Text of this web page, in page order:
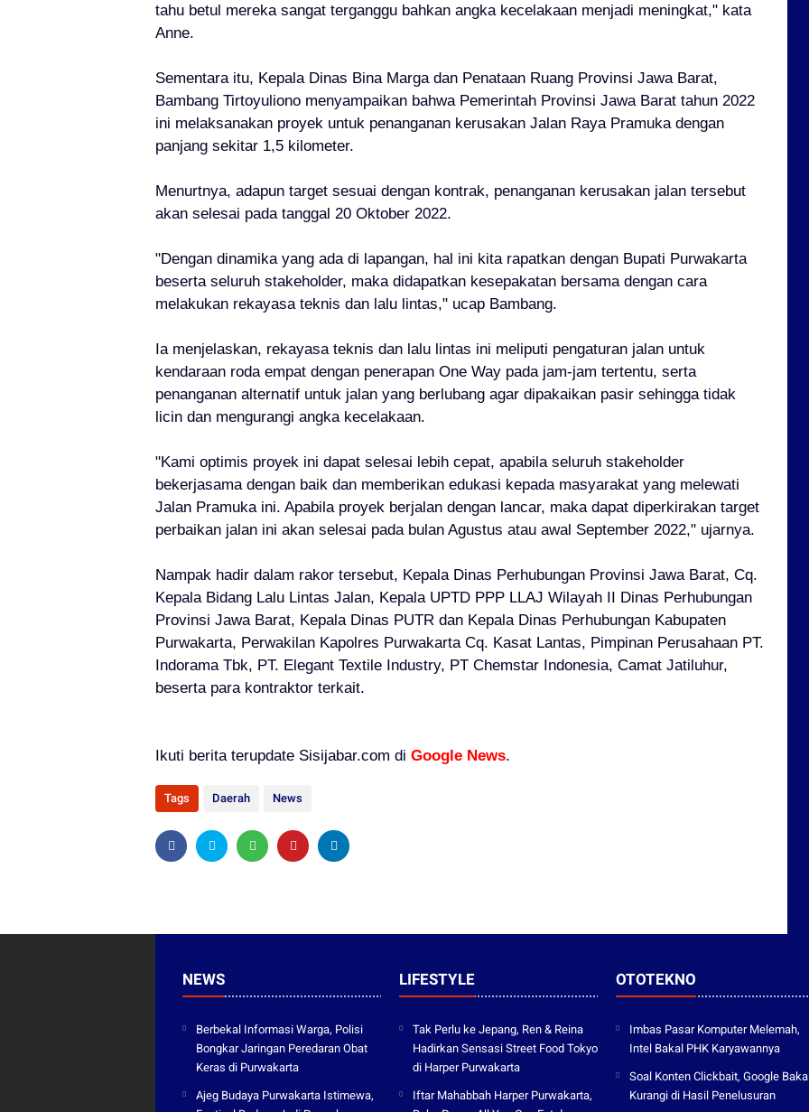
tahu betul mereka sangat terganggu bahkan angka kecelakaan menjadi meningkat," kata
Anne.
Sementara itu, Kepala Dinas Bina Marga dan Penataan Ruang Provinsi Jawa Barat,
Bambang Tirtoyuliono menyampaikan bahwa Pemerintah Provinsi Jawa Barat tahun 2022
ini melaksanakan proyek untuk penanganan kerusakan Jalan Raya Pramuka dengan
panjang sekitar 1,5 kilometer.
Menurtnya, adapun target sesuai dengan kontrak, penanganan kerusakan jalan tersebut
akan selesai pada tanggal 20 Oktober 2022.
"Dengan dinamika yang ada di lapangan, hal ini kita rapatkan dengan Bupati Purwakarta
beserta seluruh stakeholder, maka didapatkan kesepakatan bersama dengan cara
melakukan rekayasa teknis dan lalu lintas," ucap Bambang.
Ia menjelaskan, rekayasa teknis dan lalu lintas ini meliputi pengaturan jalan untuk
kendaraan roda empat dengan penerapan One Way pada jam-jam tertentu, serta
penanganan alternatif untuk jalan yang berlubang agar dipakaikan pasir sehingga tidak
licin dan mengurangi angka kecelakaan.
"Kami optimis proyek ini dapat selesai lebih cepat, apabila seluruh stakeholder
bekerjasama dengan baik dan memberikan edukasi kepada masyarakat yang melewati
Jalan Pramuka ini. Apabila proyek berjalan dengan lancar, maka dapat diperkirakan target
perbaikan jalan ini akan selesai pada bulan Agustus atau awal September 2022," ujarnya.
Nampak hadir dalam rakor tersebut, Kepala Dinas Perhubungan Provinsi Jawa Barat, Cq.
Kepala Bidang Lalu Lintas Jalan, Kepala UPTD PPP LLAJ Wilayah II Dinas Perhubungan
Provinsi Jawa Barat, Kepala Dinas PUTR dan Kepala Dinas Perhubungan Kabupaten
Purwakarta, Perwakilan Kapolres Purwakarta Cq. Kasat Lantas, Pimpinan Perusahaan PT.
Indorama Tbk, PT. Elegant Textile Industry, PT Chemstar Indonesia, Camat Jatiluhur,
beserta para kontraktor terkait.
Ikuti berita terupdate Sisijabar.com di Google News.
Tags Daerah News
NEWS
Berbekal Informasi Warga, Polisi
Bongkar Jaringan Peredaran Obat
Keras di Purwakarta
Ajeg Budaya Purwakarta Istimewa,
LIFESTYLE
Tak Perlu ke Jepang, Ren & Reina
Hadirkan Sensasi Street Food Tokyo
di Harper Purwakarta
Iftar Mahabbah Harper Purwakarta,
OTOTEKNO
Imbas Pasar Komputer Melemah,
Intel Bakal PHK Karyawannya
Soal Konten Clickbait, Google Bakal
Kurangi di Hasil Penelusuran